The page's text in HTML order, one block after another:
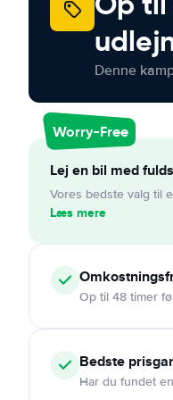
Denne
Worry-Free
Lej en bil med
Vores bedste valg til
Læs mere
Op til 48 timer
Bedste
Har du fundet